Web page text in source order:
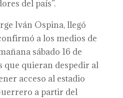
del país”.
Iván Ospina, llegó
a los medios de
sábado 16 de
que quieran despedir al
acceso al estadio
a partir del